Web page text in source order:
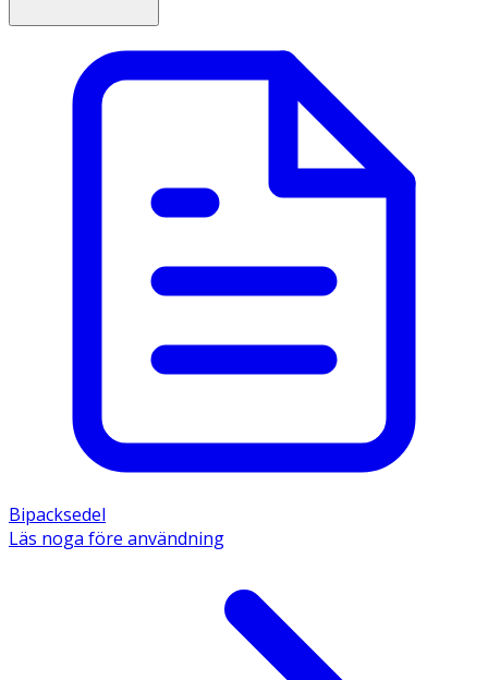
Bipacksedel
Läs noga före användning